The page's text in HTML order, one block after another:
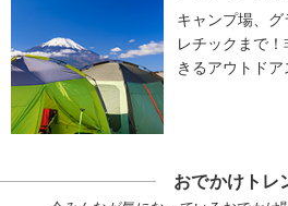
キャンプ場、
レチックまで
きるアウトド
おでかけトレ